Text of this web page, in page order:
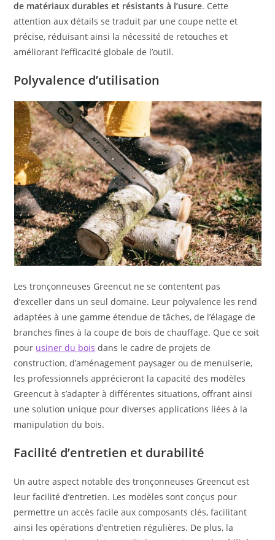
de matériaux durables et résistants à l’usure. Cette
attention aux détails se traduit par une coupe nette et
précise, réduisant ainsi la nécessité de retouches et
améliorant l’efficacité globale de l’outil.
Polyvalence d’utilisation
Les tronçonneuses Greencut ne se contentent pas
d’exceller dans un seul domaine. Leur polyvalence les rend
adaptées à une gamme étendue de tâches, de l’élagage de
branches fines à la coupe de bois de chauffage. Que ce soit
pour usiner du bois dans le cadre de projets de
construction, d’aménagement paysager ou de menuiserie,
les professionnels apprécieront la capacité des modèles
Greencut à s’adapter à différentes situations, offrant ainsi
une solution unique pour diverses applications liées à la
manipulation du bois.
Facilité d’entretien et durabilité
Un autre aspect notable des tronçonneuses Greencut est
leur facilité d’entretien. Les modèles sont conçus pour
permettre un accès facile aux composants clés, facilitant
ainsi les opérations d’entretien régulières. De plus, la